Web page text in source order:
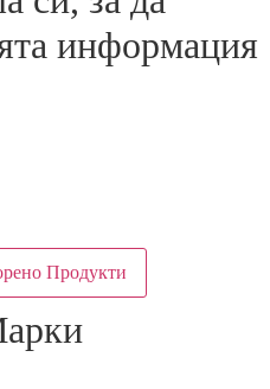
информация
Продукти